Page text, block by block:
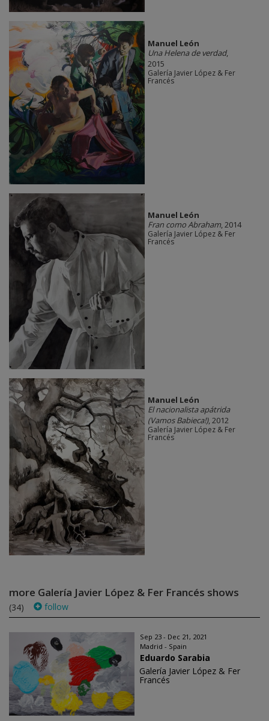
Manuel León
Una Helena de verdad,
2015
Galería Javier López & Fer
Francés
Manuel León
Fran como Abraham, 2014
Galería Javier López & Fer
Francés
Manuel León
El nacionalista apátrida
(Vamos Babieca!), 2012
Galería Javier López & Fer
Francés
more Galería Javier López & Fer Francés shows
(34) follow
Sep 23 - Dec 21, 2021
Madrid - Spain
Eduardo Sarabia
Galería Javier López & Fer
Francés